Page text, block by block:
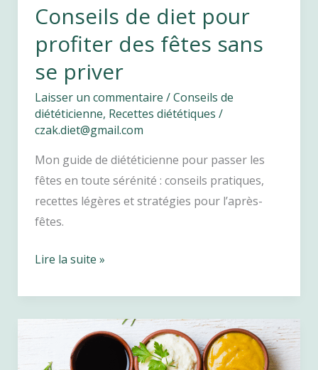
Conseils de diet pour
profiter des fêtes sans
se priver
Laisser un commentaire /Conseils de
diététicienne, Recettes diététiques /
czak.diet@gmail.com
Mon guide de diététicienne pour passer les
fêtes en toute sérénité : conseils pratiques,
recettes légères et stratégies pour l’après-
fêtes.
Conseils
diet
pour
des
Lire la suite »